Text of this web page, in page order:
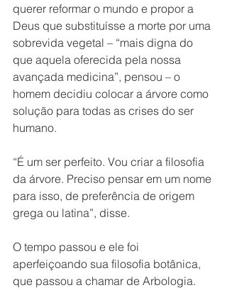
querer reformar o mundo e propor a
Deus que substituísse a morte por uma
sobrevida vegetal – “mais digna do
que aquela oferecida pela nossa
avançada medicina”, pensou – o
homem decidiu colocar a árvore como
solução para todas as crises do ser
humano.
“É um ser perfeito. Vou criar a filosofia
da árvore. Preciso pensar em um nome
para isso, de preferência de origem
grega ou latina”, disse.
O tempo passou e ele foi
aperfeiçoando sua filosofia botânica,
que passou a chamar de Arbologia.